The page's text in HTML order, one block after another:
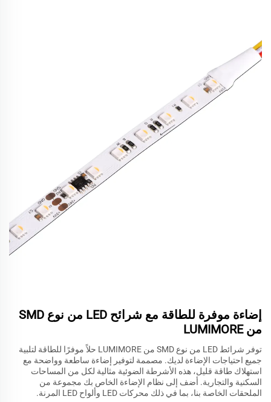
إضاءة موفرة للطاقة مع شرائح LED من نوع SMD
من LUMIMORE
توفر شرائط LED من نوع SMD من LUMIMORE حلاً موفرًا للطاقة لتلبية
جميع احتياجات الإضاءة لديك. مصممة لتوفير إضاءة ساطعة وواضحة مع
استهلاك طاقة قليل، هذه الأشرطة الضوئية مثالية لكل من المساحات
السكنية والتجارية. أضف إلى نظام الإضاءة الخاص بك مجموعة من
الملحقات الخاصة بنا، بما في ذلك محركات LED وألواح LED المرنة.